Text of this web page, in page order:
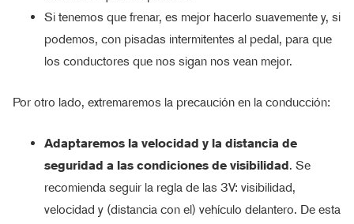
Si tenemos que frenar, es mejor hacerlo suavemente y, si
podemos, con pisadas intermitentes al pedal, para que
los conductores que nos sigan nos vean mejor.
Por otro lado, extremaremos la precaución en la conducción:
Adaptaremos la velocidad y la distancia de
seguridad a las condiciones de visibilidad. Se
recomienda seguir la regla de las 3V: visibilidad,
velocidad y (distancia con el) vehículo delantero. De esta